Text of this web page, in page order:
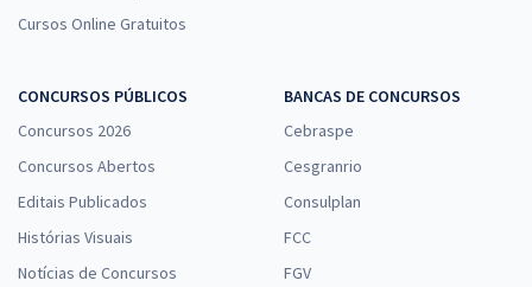
Cursos Online Gratuitos
CONCURSOS PÚBLICOS
Concursos 2026
Concursos Abertos
Editais Publicados
Histórias Visuais
Notícias de Concursos
BANCAS DE CONCURSOS
Cebraspe
Cesgranrio
Consulplan
FCC
FGV